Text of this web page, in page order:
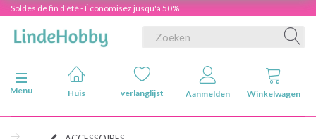
Soldes de fin d'été - Économisez jusqu'à 50%
Navigatie in-/uitschakelen
Menu
Huis verlanglijst Aanmelden Winkelwagen